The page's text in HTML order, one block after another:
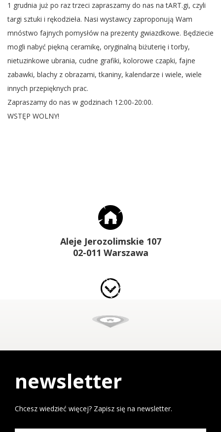
1 grudnia już po raz trzeci zapraszamy do nas na tART.gi, czyli
targi sztuki i rękodzieła. Nasi wystawcy zaproponują Wam
mnóstwo fajnych pomysłów na prezenty gwiazdkowe. Będziecie
mogli nabyć piękną ceramikę, oryginalną biżuterię i torby,
nietuzinkowe ubrania, cudne grafiki, kolorowe czapki, fajne
zabawki, blachy z obrazami, tkaniny, kalendarze i wiele, wiele
innych przepięknych prac.
Zapraszamy do nas w godzinach 12:00-20:00.
WSTĘP WOLNY!
Aleje Jerozolimskie 107
02-011 Warszawa
newsletter
Chcesz wiedzieć więcej? Zapisz się na newsletter.